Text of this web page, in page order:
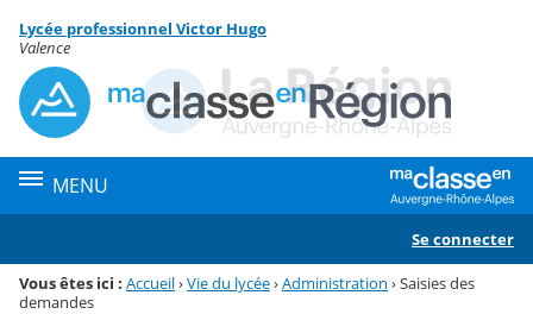
Menu de la rubrique
Contenu
Lycée professionnel Victor Hugo
Valence
MENU
Se connecter
Vous êtes ici : Accueil›Vie du lycée›Administration ›Saisies des
demandes